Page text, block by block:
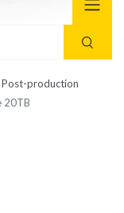
Post-production
20TB